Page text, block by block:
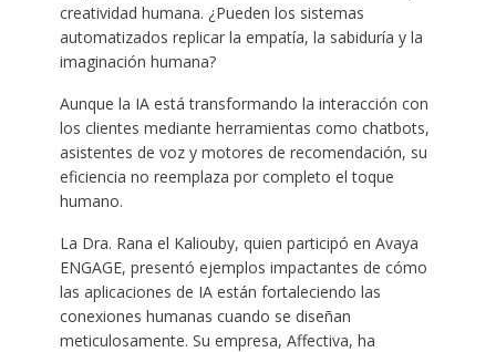
creatividad humana. ¿Pueden los sistemas
automatizados replicar la empatía, la sabiduría y la
imaginación humana?
Aunque la IA está transformando la interacción con
los clientes mediante herramientas como chatbots,
asistentes de voz y motores de recomendación, su
eficiencia no reemplaza por completo el toque
humano.
La Dra. Rana el Kaliouby, quien participó en Avaya
ENGAGE, presentó ejemplos impactantes de cómo
las aplicaciones de IA están fortaleciendo las
conexiones humanas cuando se diseñan
meticulosamente. Su empresa, Affectiva, ha